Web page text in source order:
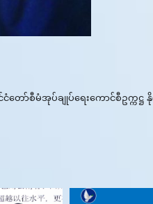
ငံတော်စီမံအုပ်ချုပ်ရေးကောင်စီဥက္ကဋ္ဌ